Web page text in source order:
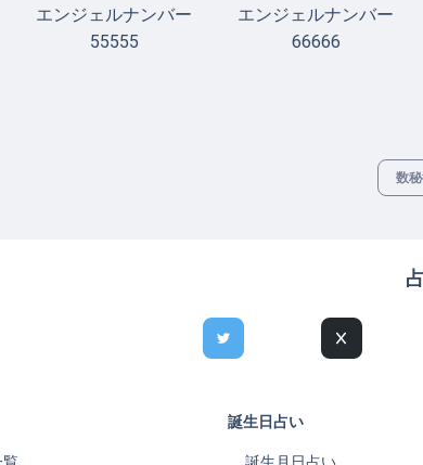
エンジェルナンバー
55555
エンジェルナンバー
66666
数
誕生日占い